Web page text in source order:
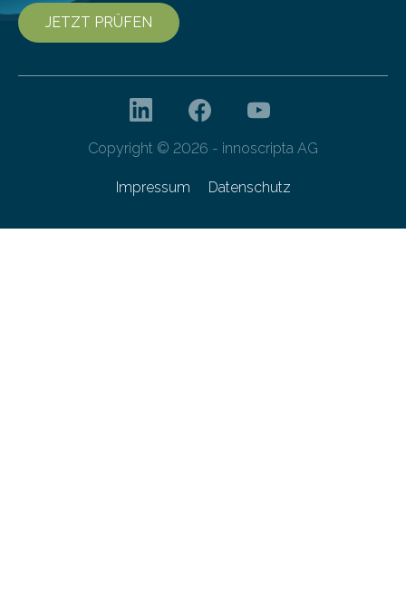
JETZT PRÜFEN
Copyright © 2026 - innoscripta AG
Impressum Datenschutz